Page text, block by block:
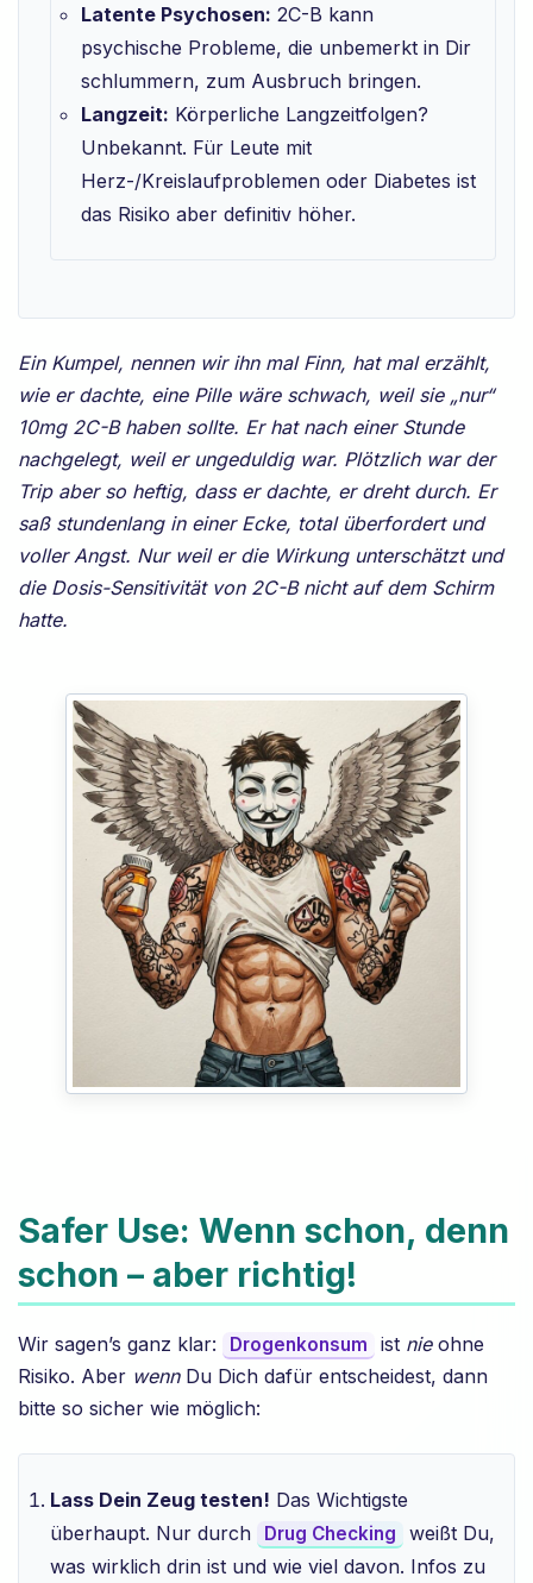
Latente Psychosen: 2C-B kann
psychische Probleme, die unbemerkt in Dir
schlummern, zum Ausbruch bringen.
Langzeit: Körperliche Langzeitfolgen?
Unbekannt. Für Leute mit
Herz-/Kreislaufproblemen oder Diabetes ist
das Risiko aber definitiv höher.
Ein Kumpel, nennen wir ihn mal Finn, hat mal erzählt,
wie er dachte, eine Pille wäre schwach, weil sie „nur“
10mg 2C-B haben sollte. Er hat nach einer Stunde
nachgelegt, weil er ungeduldig war. Plötzlich war der
Trip aber so heftig, dass er dachte, er dreht durch. Er
saß stundenlang in einer Ecke, total überfordert und
voller Angst. Nur weil er die Wirkung unterschätzt und
die Dosis-Sensitivität von 2C-B nicht auf dem Schirm
hatte.
Safer Use: Wenn schon, denn
schon – aber richtig!
Wir sagen’s ganz klar: Drogenkonsum ist nieohne
Risiko. Aber wennDu Dich dafür entscheidest, dann
bitte so sicher wie möglich:
Lass Dein Zeug testen! Das Wichtigste
überhaupt. Nur durch
Drug Checking
weißt Du,
was wirklich drin ist und wie viel davon. Infos zu